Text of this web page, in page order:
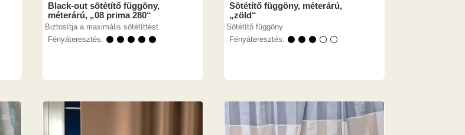
Black-out sötétítő függöny,
méterárú, „08 prima 280“
Biztosítja a maximális sötétíttést.
Fényáteresztés: ⚫ ⚫ ⚫ ⚫ ⚫
Sötétítő függöny, méterárú,
„zöld“
Sötétítő függöny
Fényáteresztés: ⚫ ⚫ ⚫ ⚪ ⚪